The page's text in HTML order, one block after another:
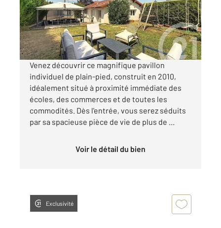
Maison à vendre
250 000 €
Visiter le site dédié
Venez découvrir ce magnifique pavillon
individuel de plain-pied, construit en 2010,
idéalement situé à proximité immédiate des
écoles, des commerces et de toutes les
commodités. Dès l'entrée, vous serez séduits
par sa spacieuse pièce de vie de plus de ...
Voir le détail du bien
Exclusivité